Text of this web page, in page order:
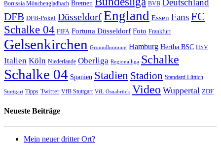
Borussia Mönchengladbach Bremen BVB Deutschland
DFB DFB-Pokal DüsseldorfEngland Essen FansFC
Schalke 04 FIFA Fortuna Düsseldorf Foto Frankfurt
Gelsenkirchen Groundhopping Hamburg Hertha BSC HSV
Italien Köln Niederlande Oberliga Regionalliga Schalke
Schalke 04 Spanien Stadien Stadion Standard Lüttich
Stuttgart Tipps Twitter VfB Stuttgart VfL Osnabrück Video Wuppertal ZDF
Neueste Beiträge
Mein neuer dritter Ort?